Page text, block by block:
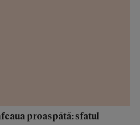
proaspătă: sfatul